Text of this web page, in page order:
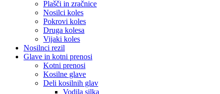
Plašči in zračnice
Nosilci koles
Pokrovi koles
Druga kolesa
Vijaki koles
Nosilnci rezil
Glave in kotni prenosi
Kotni prenosi
Kosilne glave
Deli kosilnih glav
Vodila silka